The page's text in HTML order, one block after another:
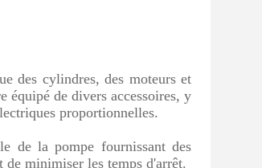
des cylindres, des moteurs et
équipé de divers accessoires, y
proportionnelles.
de la pompe fournissant des
minimiser les temps d'arrêt.